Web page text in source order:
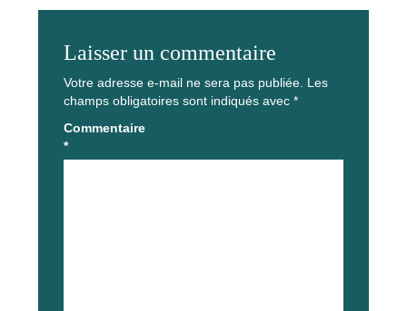
Laisser un commentaire
Votre adresse e-mail ne sera pas publiée. Les
champs obligatoires sont indiqués avec *
Commentaire
*